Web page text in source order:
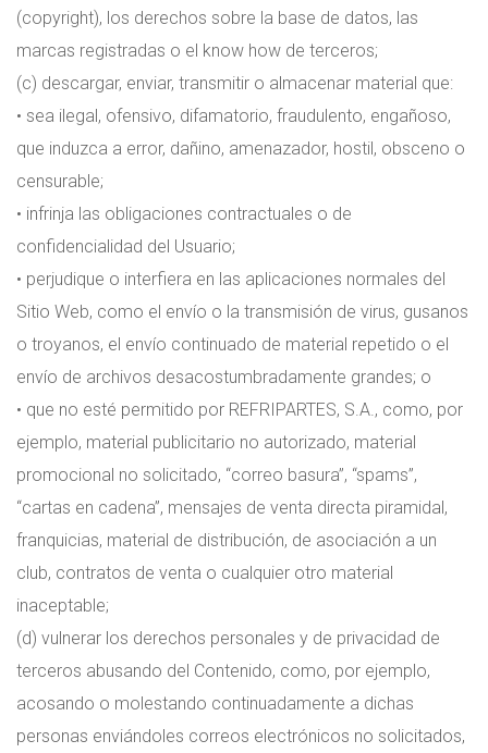
(copyright), los derechos sobre la base de datos, las
marcas registradas o el know how de terceros;
(c) descargar, enviar, transmitir o almacenar material que:
• sea ilegal, ofensivo, difamatorio, fraudulento, engañoso,
que induzca a error, dañino, amenazador, hostil, obsceno o
censurable;
• infrinja las obligaciones contractuales o de
confidencialidad del Usuario;
• perjudique o interfiera en las aplicaciones normales del
Sitio Web, como el envío o la transmisión de virus, gusanos
o troyanos, el envío continuado de material repetido o el
envío de archivos desacostumbradamente grandes; o
• que no esté permitido por REFRIPARTES, S.A., como, por
ejemplo, material publicitario no autorizado, material
promocional no solicitado, “correo basura”, “spams”,
“cartas en cadena”, mensajes de venta directa piramidal,
franquicias, material de distribución, de asociación a un
club, contratos de venta o cualquier otro material
inaceptable;
(d) vulnerar los derechos personales y de privacidad de
terceros abusando del Contenido, como, por ejemplo,
acosando o molestando continuadamente a dichas
personas enviándoles correos electrónicos no solicitados,